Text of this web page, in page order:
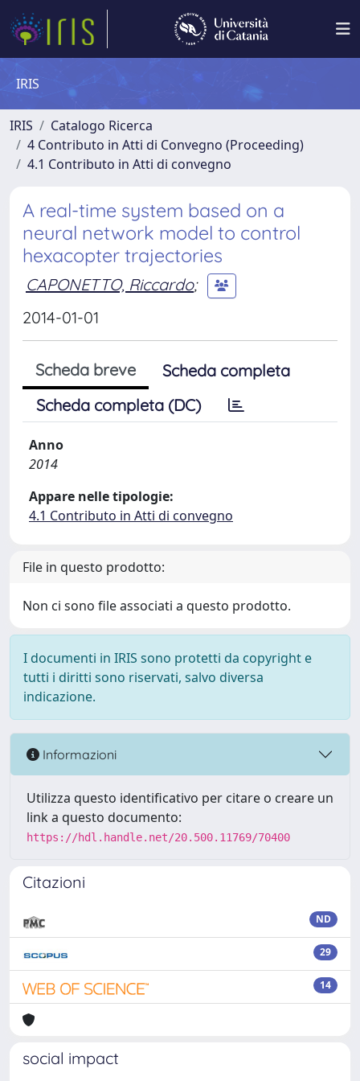
IRIS
IRIS
Catalogo Ricerca
4 Contributo in Atti di Convegno (Proceeding)
4.1 Contributo in Atti di convegno
A real-time system based on a
neural network model to control
hexacopter trajectories
CAPONETTO, Riccardo;
2014-01-01
Scheda breve
Scheda completa
Scheda completa (DC)
Anno
2014
Appare nelle tipologie:
4.1 Contributo in Atti di convegno
File in questo prodotto:
Non ci sono file associati a questo prodotto.
I documenti in IRIS sono protetti da copyright e
tutti i diritti sono riservati, salvo diversa
indicazione.
Informazioni
Utilizza questo identificativo per citare o creare un
link a questo documento:
https://hdl.handle.net/20.500.11769/70400
Citazioni
ND
29
14
social impact